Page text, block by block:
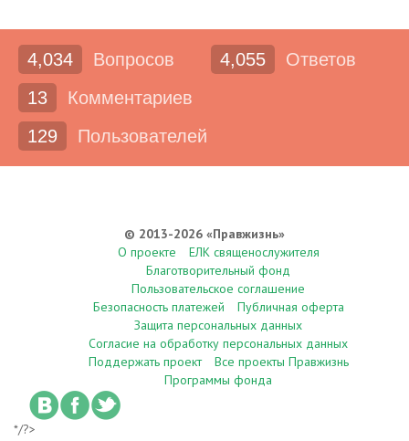
4,034 Вопросов 4,055
Ответов
13
Комментариев
129
Пользователей
© 2013-2026 «Правжизнь»
О проекте
ЕЛК священослужителя
Благотворительный фонд
Пользовательское соглашение
Безопасность платежей
Публичная оферта
Защита персональных данных
Согласие на обработку персональных данных
Поддержать проект
Все проекты Правжизнь
Программы фонда
*/?>